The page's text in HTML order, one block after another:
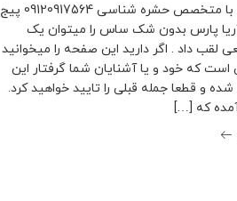
تماس فوری با متخصص حشره شناسی 09120917564 پیج
آریا پارس بدون شک ساس را میتوان یک
لقب داد . اگر دارید این صفحه را میخوانید
است که خود و یا آشنایان شما گرفتار این
و قطعا جمله قبلی را تایید خواهید کرد.
که […]